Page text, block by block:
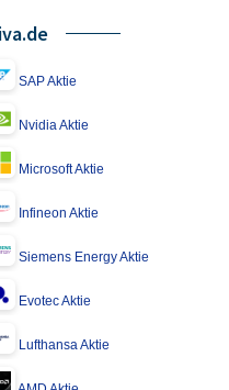
SAP Aktie
Nvidia Aktie
Microsoft Aktie
Infineon Aktie
Siemens Energy Aktie
Evotec Aktie
Lufthansa Aktie